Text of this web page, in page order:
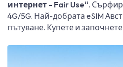
интернет - Fair Use“.
4G/5G. Най-добрата eSIM
пътуване. Купете и